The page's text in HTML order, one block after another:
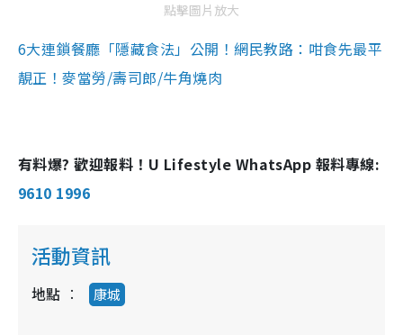
點擊圖片放大
6大連鎖餐廳「隱藏食法」公開！網民教路：咁食先最平
靚正！麥當勞/壽司郎/牛角燒肉
有料爆? 歡迎報料！U Lifestyle WhatsApp 報料專線:
9610 1996
活動資訊
地點 康城